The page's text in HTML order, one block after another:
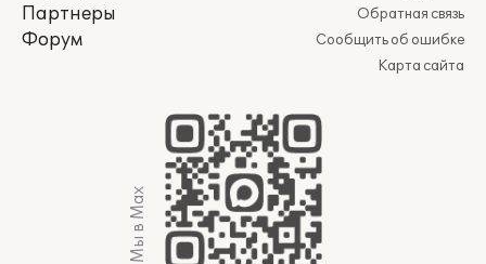
Партнеры
Форум
Обратная связь
Сообщить об ошибке
Карта сайта
Мы в Max